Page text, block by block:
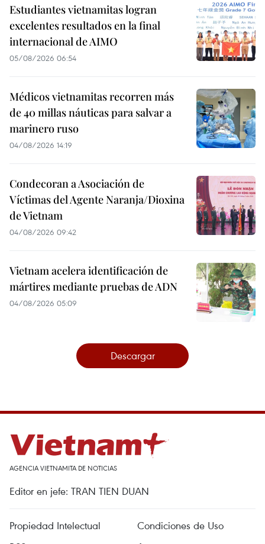
Estudiantes vietnamitas logran
excelentes resultados en la final
internacional de AIMO
05/08/2026 06:54
Médicos vietnamitas recorren más
de 40 millas náuticas para salvar a
marinero ruso
04/08/2026 14:19
Condecoran a Asociación de
Víctimas del Agente Naranja/Dioxina
de Vietnam
04/08/2026 09:42
Vietnam acelera identificación de
mártires mediante pruebas de ADN
04/08/2026 05:09
Descargar
AGENCIA VIETNAMITA DE NOTICIAS
Editor en jefe: TRAN TIEN DUAN
Propiedad Intelectual
Condiciones de Uso